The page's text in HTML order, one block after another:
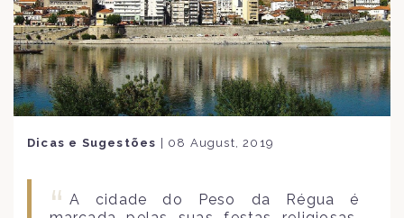
Dicas e Sugestões | 08 August, 2019
A cidade do Peso da Régua é